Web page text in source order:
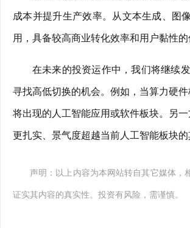
成本并提升生产效率。从文本生成、图
用，具备较高商业转化效率和用户黏性
在未来的投资运作中，我们将继续
寻找高低切换的机会。例如，当算力硬
将出现的人工智能应用或软件板块。另
更扎实、景气度超越当前人工智能板块
声明：以上内容为本网站转自其它媒体，
证实其内容的真实性。投资有风险，需谨慎。